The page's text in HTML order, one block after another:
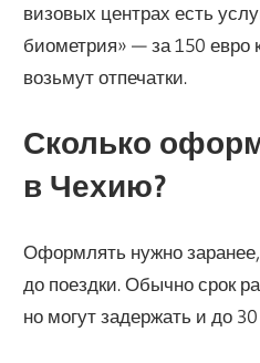
визовых центрах есть
биометрия» — за 150 евро
возьмут отпечатки.
Сколько
в Чехию?
Оформлять нужно
до поездки. Обычно срок
но могут задержать и до